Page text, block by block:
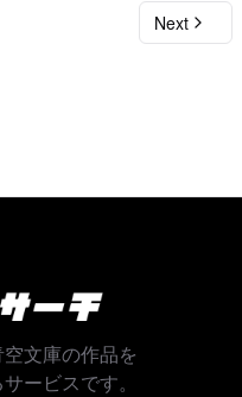
Next
文庫の作品を
ービスです。